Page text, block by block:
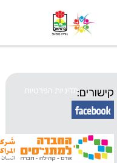
מדיניות הפרטיות